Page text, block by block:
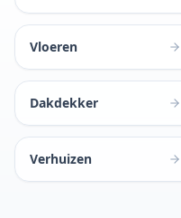
Vloeren
Dakdekker
Verhuizen